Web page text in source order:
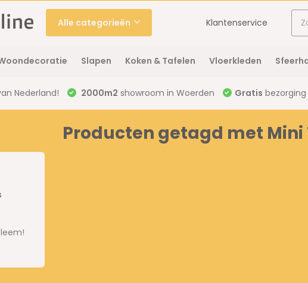
Alle categorieën Klantenservice
Slapen Koken & Tafelen Vloerkleden
Nederland! 2000m2 showroom in Woerden Gratis
Producten getagd met Mini